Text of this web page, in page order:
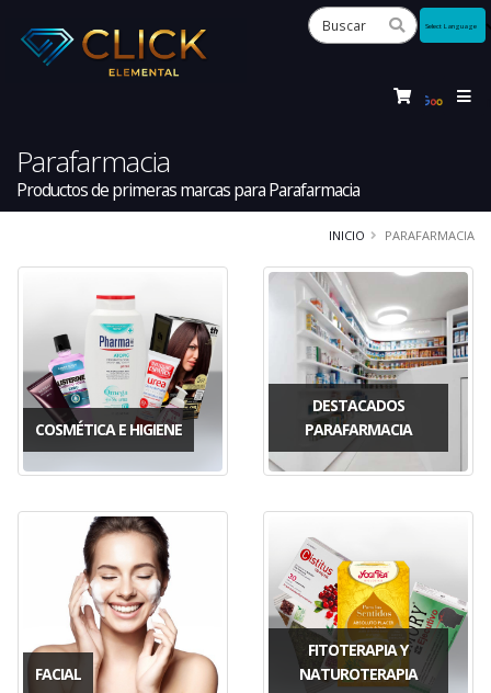
Parafarmacia
Productos de primeras marcas para Parafarmacia
INICIO PARAFARMACIA
COSMÉTICA E HIGIENE
DESTACADOS
PARAFARMACIA
FACIAL
FITOTERAPIA Y
NATUROTERAPIA